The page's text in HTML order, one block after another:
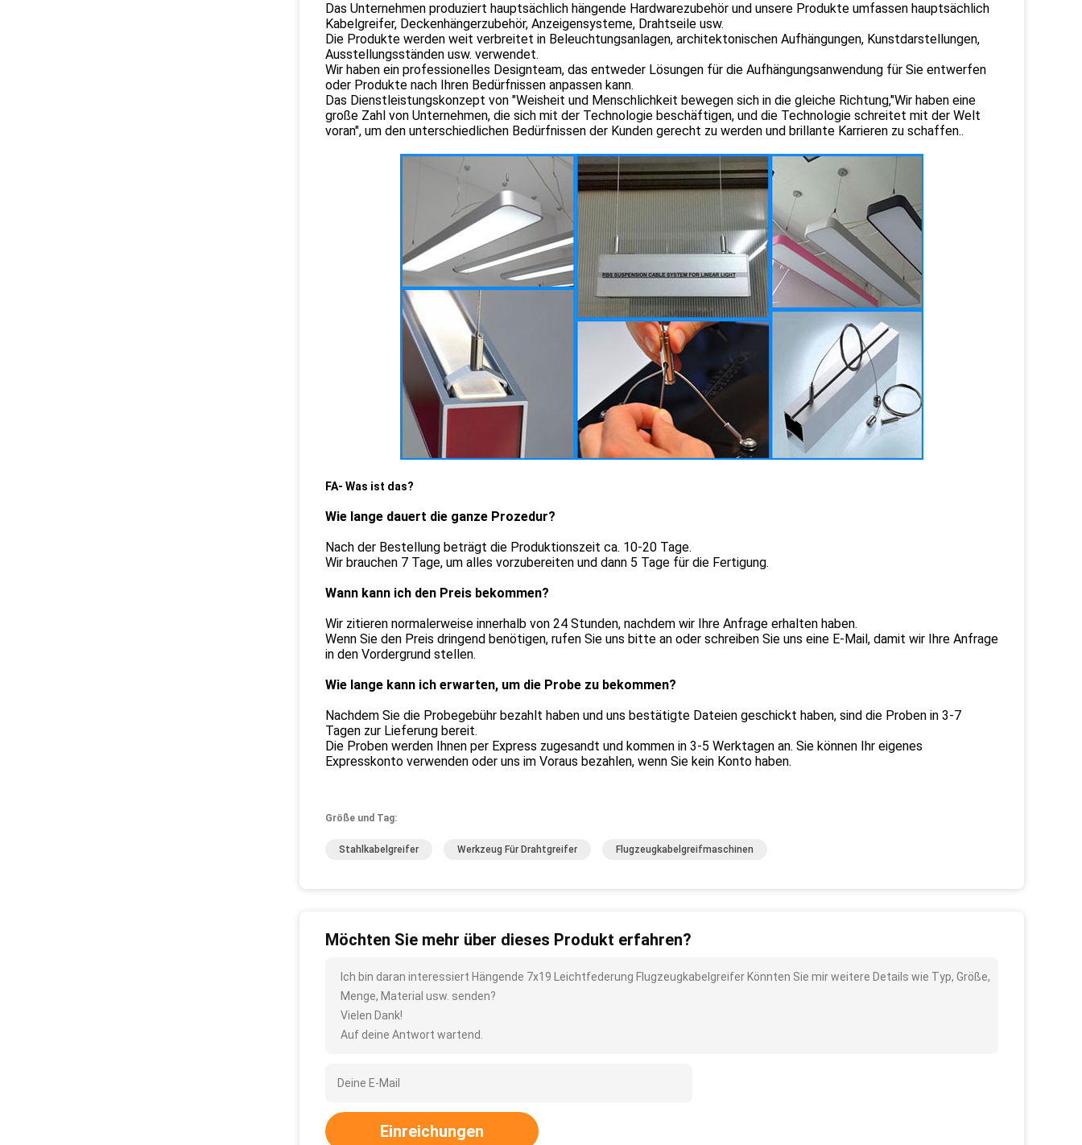
Das Unternehmen produziert hauptsächlich hängende Hardwarezubehör und unsere Produkte umfassen hauptsächlich
Kabelgreifer, Deckenhängerzubehör, Anzeigensysteme, Drahtseile usw.
Die Produkte werden weit verbreitet in Beleuchtungsanlagen, architektonischen Aufhängungen, Kunstdarstellungen,
Ausstellungsständen usw. verwendet.
Wir haben ein professionelles Designteam, das entweder Lösungen für die Aufhängungsanwendung für Sie entwerfen
oder Produkte nach Ihren Bedürfnissen anpassen kann.
Das Dienstleistungskonzept von "Weisheit und Menschlichkeit bewegen sich in die gleiche Richtung,"Wir haben eine
große Zahl von Unternehmen, die sich mit der Technologie beschäftigen, und die Technologie schreitet mit der Welt
voran", um den unterschiedlichen Bedürfnissen der Kunden gerecht zu werden und brillante Karrieren zu schaffen..
FA- Was ist das?
Wie lange dauert die ganze Prozedur?
Nach der Bestellung beträgt die Produktionszeit ca. 10-20 Tage.
Wir brauchen 7 Tage, um alles vorzubereiten und dann 5 Tage für die Fertigung.
Wann kann ich den Preis bekommen?
Wir zitieren normalerweise innerhalb von 24 Stunden, nachdem wir Ihre Anfrage erhalten haben.
Wenn Sie den Preis dringend benötigen, rufen Sie uns bitte an oder schreiben Sie uns eine E-Mail, damit wir Ihre Anfrage
in den Vordergrund stellen.
Wie lange kann ich erwarten, um die Probe zu bekommen?
Nachdem Sie die Probegebühr bezahlt haben und uns bestätigte Dateien geschickt haben, sind die Proben in 3-7
Tagen zur Lieferung bereit.
Die Proben werden Ihnen per Express zugesandt und kommen in 3-5 Werktagen an. Sie können Ihr eigenes
Expresskonto verwenden oder uns im Voraus bezahlen, wenn Sie kein Konto haben.
Größe und Tag:
Stahlkabelgreifer Werkzeug Für Drahtgreifer Flugzeugkabelgreifmaschinen
Möchten Sie mehr über dieses Produkt erfahren?
Ich bin daran interessiert Hängende 7x19 Leichtfederung Flugzeugkabelgreifer Könnten Sie mir weitere Details wie Typ, Größe,
Menge, Material usw. senden?
Vielen Dank!
Auf deine Antwort wartend.
Einreichungen